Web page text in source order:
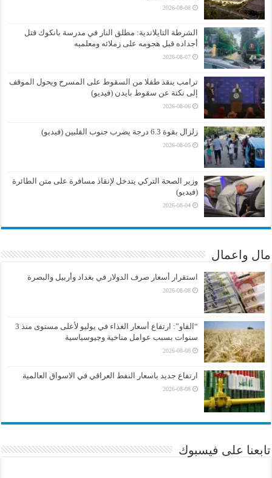
2026-08-08
الشرطة التايلاندية: مطلق النار في مدرسة بانكوك قتل
أجداده قبل هجومه على زملائه ومعلميه
2026-08-07
ترامب ينقذ طفلا من السقوط على المسرح ويحول الموقف
إلى نكتة عن سقوط بايدن (فيديو)
2026-08-06
زلزال بقوة 6.3 درجة يضرب جنوب الفلبين (فيديو)
2026-08-05
وزير الصحة التركي يتدخل لإنقاذ مسافرة على متن الطائرة
(فيديو)
2026-08-04
مال واعمال
استقرار أسعار صرف الدولار في بغداد وأربيل والبصرة
2026-08-08
“الفاو”: ارتفاع أسعار الغذاء في يوليو لأعلى مستوى منذ 3
سنوات بسبب عوامل مناخية وجيوسياسية
2026-08-08
ارتفاع جديد باسعار النفط العراقي في الاسواق العالمية
2026-08-08
تابعنا على فيسبوك